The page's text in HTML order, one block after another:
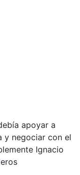
apoyar a
y negociar con el
Ignacio